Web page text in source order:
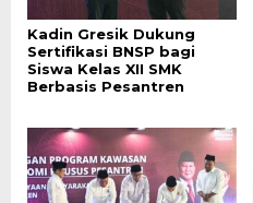
Kadin Gresik Dukung
Sertifikasi BNSP bagi
Siswa Kelas XII SMK
Berbasis Pesantren